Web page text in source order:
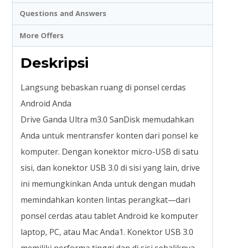
Questions and Answers
More Offers
Deskripsi
Langsung bebaskan ruang di ponsel cerdas
Android Anda
Drive Ganda Ultra m3.0 SanDisk memudahkan
Anda untuk mentransfer konten dari ponsel ke
komputer. Dengan konektor micro-USB di satu
sisi, dan konektor USB 3.0 di sisi yang lain, drive
ini memungkinkan Anda untuk dengan mudah
memindahkan konten lintas perangkat—dari
ponsel cerdas atau tablet Android ke komputer
laptop, PC, atau Mac Anda1. Konektor USB 3.0